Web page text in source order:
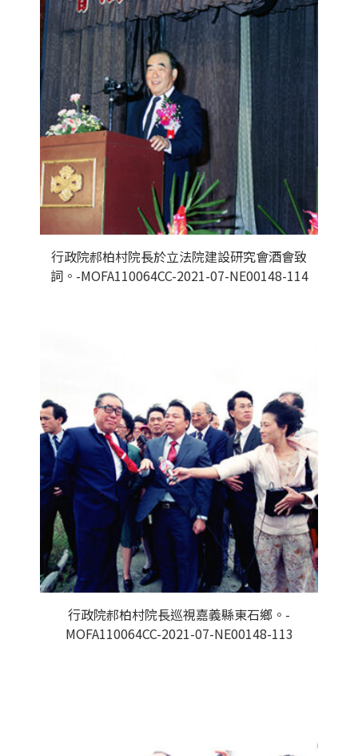
行政院郝柏村院長於立法院建設研究會酒會致
詞。-MOFA110064CC-2021-07-NE00148-114
行政院郝柏村院長巡視嘉義縣東石鄉。-
MOFA110064CC-2021-07-NE00148-113